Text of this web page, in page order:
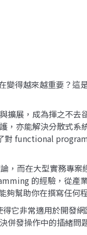
得越來越重要？這
擴展，成為揮之不
亦能解決分散式
functional
而在大型實務專案
的經驗，從產
幫助你在撰寫任何
非常適用於開發
發操作中的插緒問